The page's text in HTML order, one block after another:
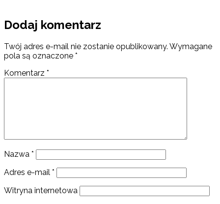
Dodaj komentarz
Twój adres e-mail nie zostanie opublikowany. Wymagane
pola są oznaczone *
Komentarz *
Nazwa *
Adres e-mail *
Witryna internetowa